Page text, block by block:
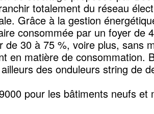
totalement du réseau
Grâce à la gestion
consommée par un foyer de
de 30 à 75 %, voire plus, sans
en matière de consommation.
des onduleurs string de
pour les bâtiments neufs et